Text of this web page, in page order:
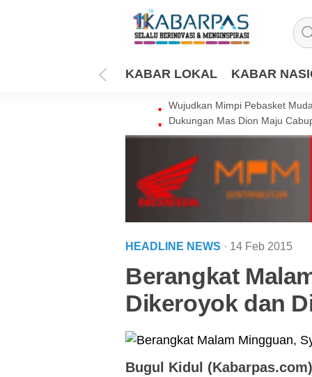
KABAR LOKAL KABAR
Wujudkan Mimpi Pebasket
Dukungan Mas Dion Maju
HEADLINE NEWS · 14 Feb 2015
Berangkat
Dikeroyok dan
Bugul Kidul